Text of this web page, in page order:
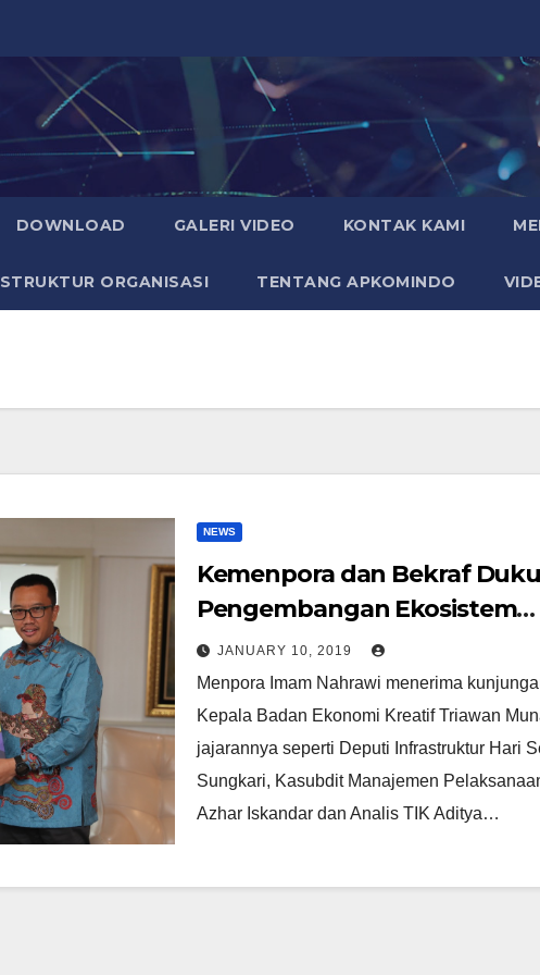
DOWNLOAD GALERI VIDEO KONTAK KAMI
STRUKTUR ORGANISASI TENTANG APKOMINDO
NEWS
Kemenpora dan Bekraf
Pengembangan Ekosistem
eSports
JANUARY 10, 2019
Menpora Imam Nahrawi menerima
Kepala Badan Ekonomi Kreatif Triawan
jajarannya seperti Deputi Infrastruktur Hari
Sungkari, Kasubdit Manajemen
Azhar Iskandar dan Analis TIK Aditya…